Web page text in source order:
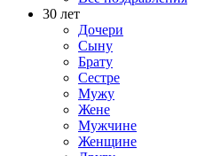
30 лет
Дочери
Сыну
Брату
Сестре
Мужу
Жене
Мужчине
Женщине